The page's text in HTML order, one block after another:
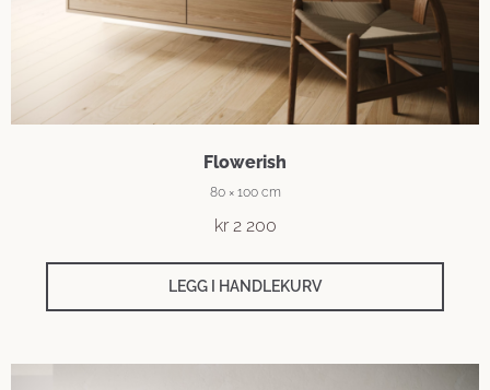
Flowerish
80 × 100 cm
kr2 200
LEGG I HANDLEKURV